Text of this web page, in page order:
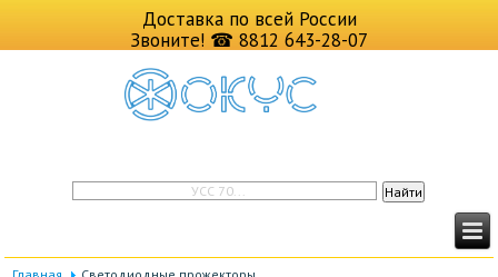
Доставка по всей России
Звоните! ☎ 8812 643-28-07